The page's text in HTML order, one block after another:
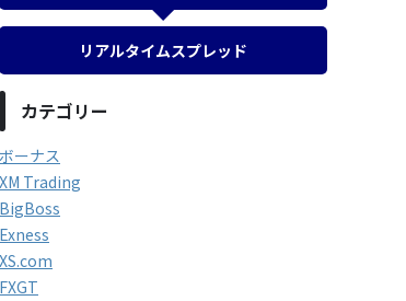
リアルタイムスプレッド
カテゴリー
ボーナス
XM Trading
BigBoss
Exness
XS.com
FXGT